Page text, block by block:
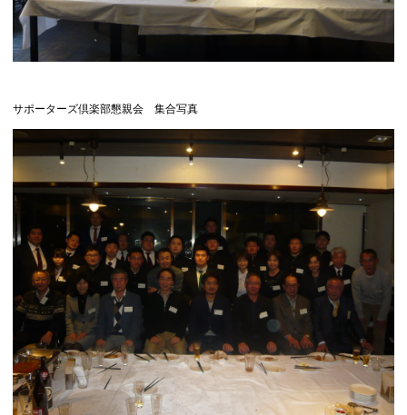
サポーターズ倶楽部懇親会 集合写真